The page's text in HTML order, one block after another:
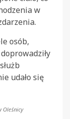
w
osób,
udało się
Oleśnicy